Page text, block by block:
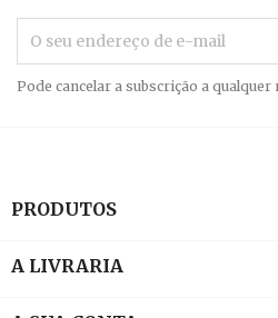
Pode cancelar a subscrição a qualquer
PRODUTOS
A LIVRARIA